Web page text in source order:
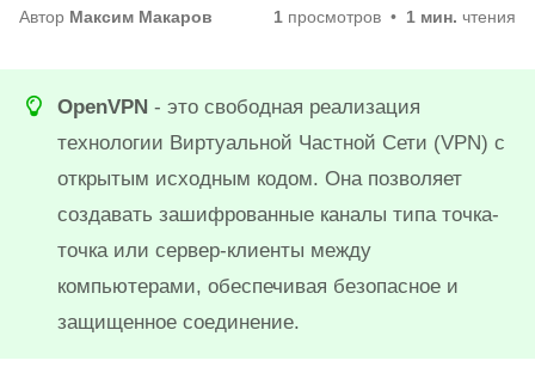
Автор Максим Макаров 1 просмотров 1 мин. чтения
OpenVPN - это свободная реализация
технологии Виртуальной Частной Сети (VPN) с
открытым исходным кодом. Она позволяет
создавать зашифрованные каналы типа точка-
точка или сервер-клиенты между
компьютерами, обеспечивая безопасное и
защищенное соединение.